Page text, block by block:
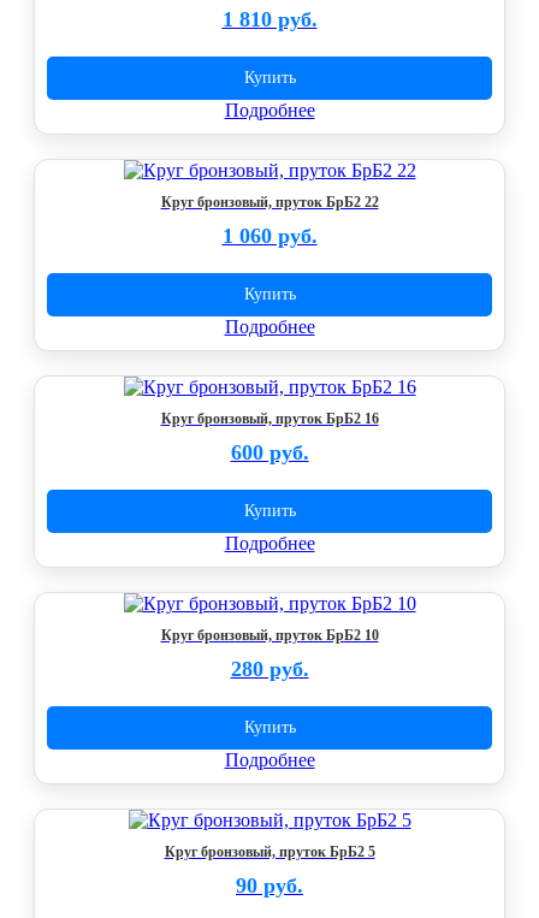
1 810 руб.
Купить
Подробнее
Круг бронзовый, пруток БрБ2 22
1 060 руб.
Купить
Подробнее
Круг бронзовый, пруток БрБ2 16
600 руб.
Купить
Подробнее
Круг бронзовый, пруток БрБ2 10
280 руб.
Купить
Подробнее
Круг бронзовый, пруток БрБ2 5
90 руб.